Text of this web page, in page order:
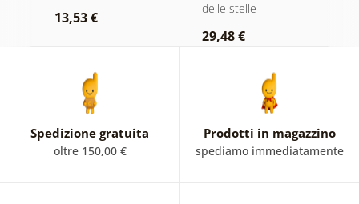
13,53 €
delle stelle
29,48 €
Spedizione gratuita
oltre 150,00 €
Prodotti in magazzino
spediamo immediatamente